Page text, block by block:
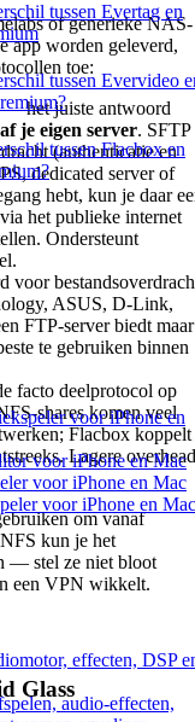
tussen Evertag en
tussen Evervideo
tussen Flacbox en
voor iPhone en
voor iPhone en Mac
voor iPhone en Mac
voor iPhone en Mac
effecten, DSP
audio-effecten,
of generieke NAS-
app worden geleverd,
toe:
het juiste antwoord
je eigen server. SFTP
(authenticatie en
dedicated server of
hebt, kun je daar
het publieke internet
Ondersteunt
voor
ASUS, D-Link,
FTP-server biedt maar
te gebruiken binnen
facto deelprotocol op
shares komen veel
Flacbox koppelt
Lagere overhead
om vanaf
kun je het
— stel ze niet bloot
een VPN wikkelt.
Glass